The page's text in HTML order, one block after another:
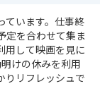
ています。仕事終
定を合わせて集ま
用して映画を見に
けの休みを利用
りリフレッシュで